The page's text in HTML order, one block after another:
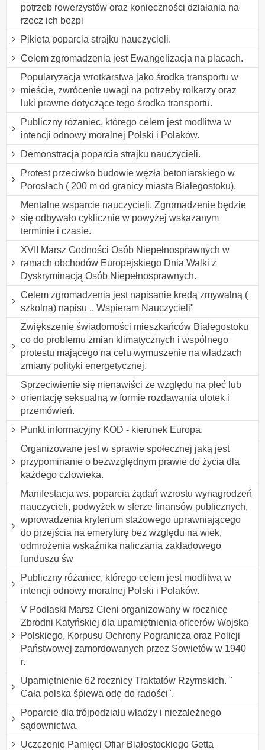
potrzeb rowerzystów oraz konieczności działania na
rzecz ich bezpi
Pikieta poparcia strajku nauczycieli.
Celem zgromadzenia jest Ewangelizacja na placach.
Popularyzacja wrotkarstwa jako środka transportu w
mieście, zwrócenie uwagi na potrzeby rolkarzy oraz
luki prawne dotyczące tego środka transportu.
Publiczny różaniec, którego celem jest modlitwa w
intencji odnowy moralnej Polski i Polaków.
Demonstracja poparcia strajku nauczycieli.
Protest przeciwko budowie węzła betoniarskiego w
Porosłach ( 200 m od granicy miasta Białegostoku).
Mentalne wsparcie nauczycieli. Zgromadzenie będzie
się odbywało cyklicznie w powyżej wskazanym
terminie i czasie.
XVII Marsz Godności Osób Niepełnosprawnych w
ramach obchodów Europejskiego Dnia Walki z
Dyskryminacją Osób Niepełnosprawnych.
Celem zgromadzenia jest napisanie kredą zmywalną (
szkolna) napisu ,, Wspieram Nauczycieli"
Zwiększenie świadomości mieszkańców Białegostoku
co do problemu zmian klimatycznych i wspólnego
protestu mającego na celu wymuszenie na władzach
zmiany polityki energetycznej.
Sprzeciwienie się nienawiści ze względu na płeć lub
orientację seksualną w formie rozdawania ulotek i
przemówień.
Punkt informacyjny KOD - kierunek Europa.
Organizowane jest w sprawie społecznej jaką jest
przypominanie o bezwzględnym prawie do życia dla
każdego człowieka.
Manifestacja ws. poparcia żądań wzrostu wynagrodzeń
nauczycieli, podwyżek w sferze finansów publicznych,
wprowadzenia kryterium stażowego uprawniającego
do przejścia na emeryturę bez względu na wiek,
odmrożenia wskaźnika naliczania zakładowego
funduszu św
Publiczny różaniec, którego celem jest modlitwa w
intencji odnowy moralnej Polski i Polaków.
V Podlaski Marsz Cieni organizowany w rocznicę
Zbrodni Katyńskiej dla upamiętnienia oficerów Wojska
Polskiego, Korpusu Ochrony Pogranicza oraz Policji
Państwowej zamordowanych przez Sowietów w 1940
r.
Upamiętnienie 62 rocznicy Traktatów Rzymskich. "
Cała polska śpiewa odę do radości".
Poparcie dla trójpodziału władzy i niezależnego
sądownictwa.
Uczczenie Pamięci Ofiar Białostockiego Getta